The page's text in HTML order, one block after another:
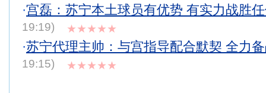
·宫磊：苏宁本土球员有优势 有实力战胜
19:19)
★★★★★
·苏宁代理主帅：与宫指导配合默契 全力
19:15)
★★★★★